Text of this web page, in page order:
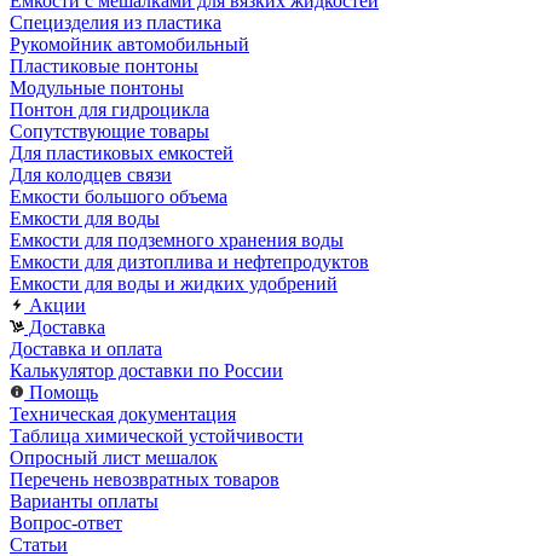
Специзделия из пластика
Рукомойник автомобильный
Пластиковые понтоны
Модульные понтоны
Понтон для гидроцикла
Сопутствующие товары
Для пластиковых емкостей
Для колодцев связи
Емкости большого объема
Емкости для воды
Емкости для подземного хранения воды
Емкости для дизтоплива и нефтепродуктов
Емкости для воды и жидких удобрений
Акции
Доставка
Доставка и оплата
Калькулятор доставки по России
Помощь
Техническая документация
Таблица химической устойчивости
Опросный лист мешалок
Перечень невозвратных товаров
Варианты оплаты
Вопрос-ответ
Статьи